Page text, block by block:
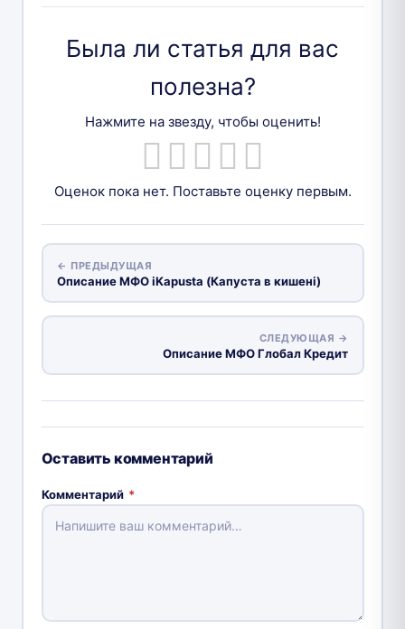
Была ли статья для вас
полезна?
Нажмите на звезду, чтобы оценить!
Оценок пока нет. Поставьте оценку первым.
← ПРЕДЫДУЩАЯ
Описание МФО iKapusta (Капуста в кишені)
СЛЕДУЮЩАЯ →
Описание МФО Глобал Кредит
Оставить комментарий
Комментарий *